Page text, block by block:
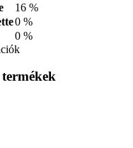
16 %
0 %
0 %